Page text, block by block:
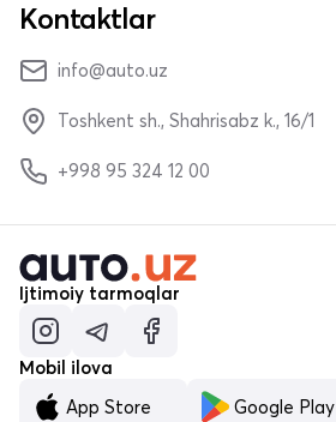
Kontaktlar
info@auto.uz
Toshkent sh., Shahrisabz k., 16/1
+998 95 324 12 00
Ijtimoiy tarmoqlar
Mobil ilova
App Store
Google Play